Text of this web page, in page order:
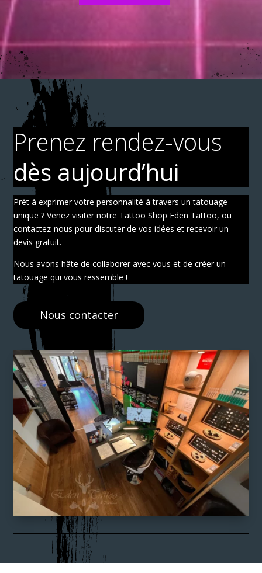
Prenez rendez-vous
dès aujourd’hui
Prêt à exprimer votre personnalité à travers un tatouage
unique ? Venez visiter notre Tattoo Shop Eden Tattoo, ou
contactez-nous pour discuter de vos idées et recevoir un
devis gratuit.
Nous avons hâte de collaborer avec vous et de créer un
tatouage qui vous ressemble !
Nous contacter